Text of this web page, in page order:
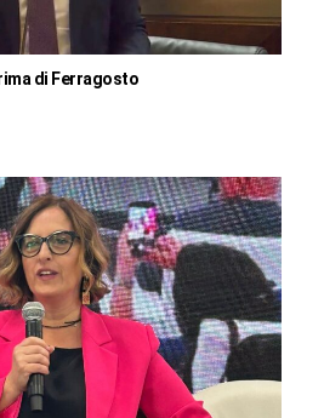
di Ferragosto